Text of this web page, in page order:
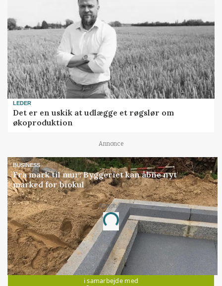
LEDER
Det er en uskik at udlægge et røgslør om
økoproduktion
Annonce
BUSINESS
Fra mark til mur: Byggeriet kan åbne nyt
marked for biokul
Annonce
Loading...
Jobs
i samarbejde med